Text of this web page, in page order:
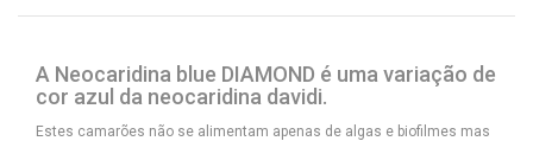
A Neocaridina blue DIAMOND é uma variação de
cor azul da neocaridina davidi.
Estes camarões não se alimentam apenas de algas e biofilmes mas